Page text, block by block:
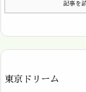
記事を
東京ドリーム